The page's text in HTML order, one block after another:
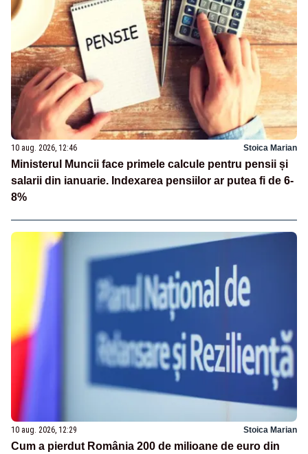
10 aug. 2026, 12:46 Stoica Marian
Ministerul Muncii face primele calcule pentru pensii și
salarii din ianuarie. Indexarea pensiilor ar putea fi de 6-
8%
10 aug. 2026, 12:29 Stoica Marian
Cum a pierdut România 200 de milioane de euro din